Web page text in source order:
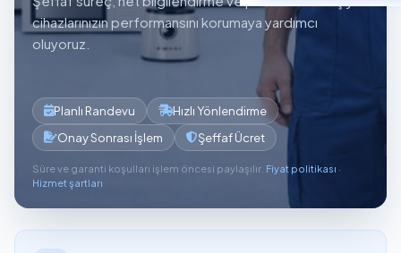
cihazlarınızın performansını korumaya yardımcı
oluyoruz.
Planlı Randevu
Hızlı Yönlendirme
Onay Sonrası İşlem
Şeffaf Ücret
Süre ve garanti koşulları işlem öncesi paylaşılır. Fiyat politikası ·
Hizmet şartları